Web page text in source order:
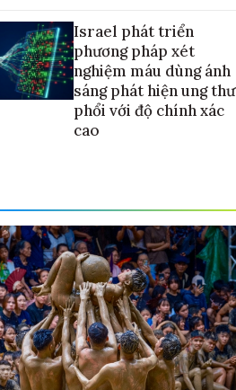
Israel phát triển
phương pháp xét
nghiệm máu dùng ánh
sáng phát hiện ung thư
phổi với độ chính xác
cao